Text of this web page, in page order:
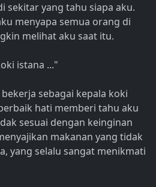
sekitar yang tahu siapa aku.
menyapa semua orang di
melihat aku saat itu.
istana ..."
sebagai kepala koki
hati memberi tahu aku
sesuai dengan keinginan
makanan yang tidak
yang selalu sangat menikmati